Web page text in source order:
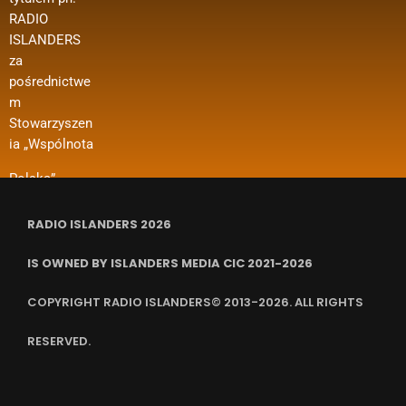
RADIO
ISLANDERS
za
pośrednictwe
m
Stowarzyszen
ia „Wspólnota
konkursu
„Polonia i
Polacy za
Granicą 2024
RADIO ISLANDERS 2026
IS OWNED BY ISLANDERS MEDIA CIC 2021-2026
COPYRIGHT RADIO ISLANDERS© 2013-2026. ALL RIGHTS
RESERVED.